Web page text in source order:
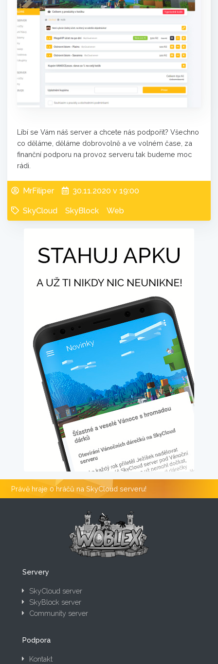
Líbí se Vám náš server a chcete nás podpořit? Všechno
co děláme, děláme dobrovolně a ve volném čase, za
finanční podporu na provoz serveru tak budeme moc
rádi.
MrFiliper 30.11.2020 v 19:00
SkyCloud SkyBlock Web
Právě hraje 0 hráčů na SkyCloud serveru!
Servery
SkyCloud server
SkyBlock server
Community server
Podpora
Kontakt